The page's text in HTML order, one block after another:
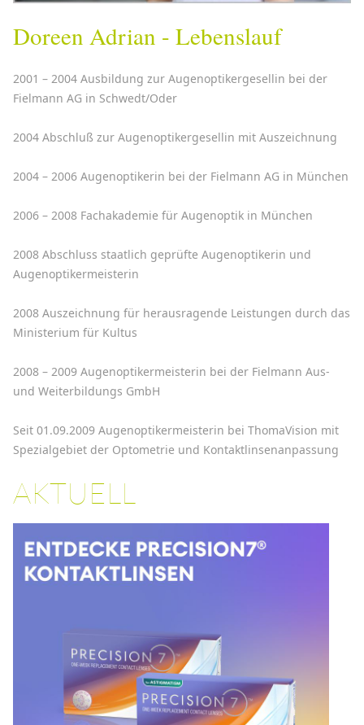
Doreen Adrian - Lebenslauf
2001 – 2004 Ausbildung zur Augenoptikergesellin bei der
Fielmann AG in Schwedt/Oder
2004 Abschluß zur Augenoptikergesellin mit Auszeichnung
2004 – 2006 Augenoptikerin bei der Fielmann AG in München
2006 – 2008 Fachakademie für Augenoptik in München
2008 Abschluss staatlich geprüfte Augenoptikerin und
Augenoptikermeisterin
2008 Auszeichnung für herausragende Leistungen durch das
Ministerium für Kultus
2008 – 2009 Augenoptikermeisterin bei der Fielmann Aus-
und Weiterbildungs GmbH
Seit 01.09.2009 Augenoptikermeisterin bei ThomaVision mit
Spezialgebiet der Optometrie und Kontaktlinsenanpassung
AKTUELL